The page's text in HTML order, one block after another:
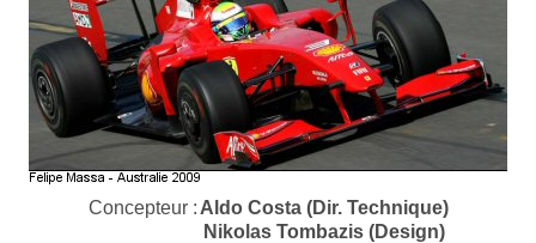
Concepteur : Aldo Costa (Dir. Technique)
Nikolas Tombazis (Design)